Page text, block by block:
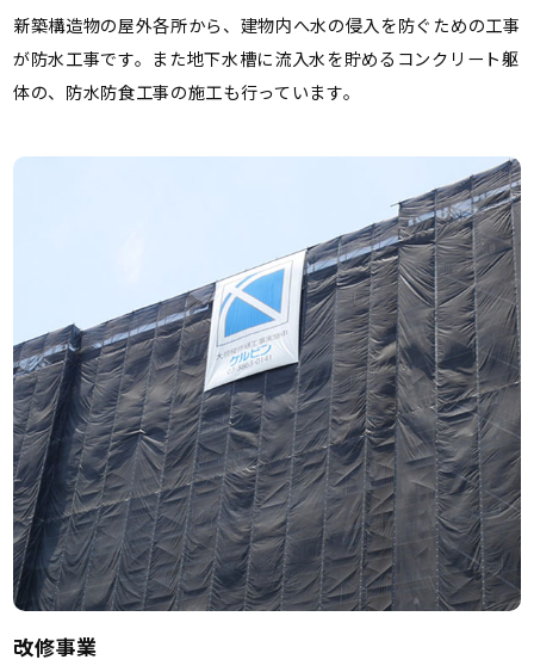
新築構造物の屋外各所から、建物内へ水の侵入を防ぐための工事
が防水工事です。また地下水槽に流入水を貯めるコンクリート躯
体の、防水防食工事の施工も行っています。
改修事業